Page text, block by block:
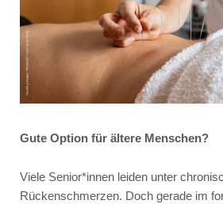
Gute Option für ältere Menschen?
Viele Senior*innen leiden unter
Rückenschmerzen. Doch gerade im